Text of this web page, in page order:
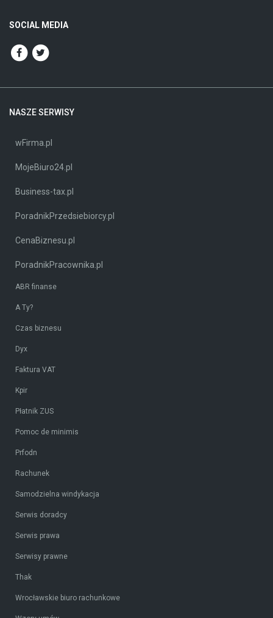
SOCIAL MEDIA
NASZE SERWISY
wFirma.pl
MojeBiuro24.pl
Business-tax.pl
PoradnikPrzedsiebiorcy.pl
CenaBiznesu.pl
PoradnikPracownika.pl
ABR finanse
A Ty?
Czas biznesu
Dyx
Faktura VAT
Kpir
Płatnik ZUS
Pomoc de minimis
Prfodn
Rachunek
Samodzielna windykacja
Serwis doradcy
Serwis prawa
Serwisy prawne
Thak
Wrocławskie biuro rachunkowe